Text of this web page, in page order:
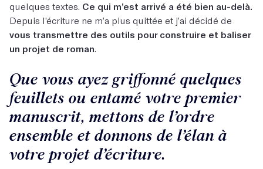
quelques textes. Ce qui m’est arrivé a été bien au-delà.
Depuis l’écriture ne m’a plus quittée et j’ai décidé de
vous transmettre des outils pour construire et baliser
un projet de roman.
Que vous ayez griffonné quelques
feuillets ou entamé votre premier
manuscrit, mettons de l’ordre
ensemble et donnons de l’élan à
votre projet d’écriture.